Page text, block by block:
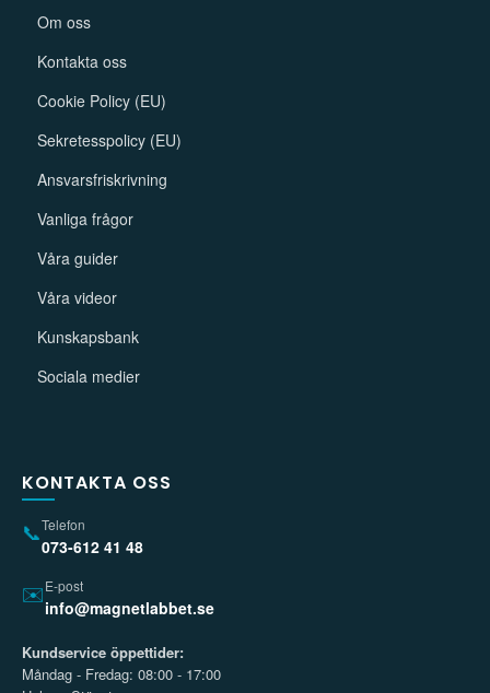
Om oss
Kontakta oss
Cookie Policy (EU)
Sekretesspolicy (EU)
Ansvarsfriskrivning
Vanliga frågor
Våra guider
Våra videor
Kunskapsbank
Sociala medier
KONTAKTA OSS
📞Telefon
073-612 41 48
✉️E-post
info@magnetlabbet.se
Kundservice öppettider:
Måndag - Fredag: 08:00 - 17:00